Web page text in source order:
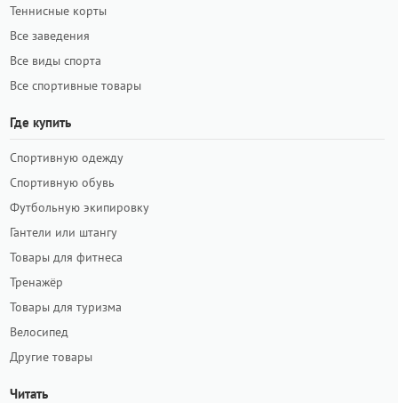
Теннисные корты
Все заведения
Все виды спорта
Все спортивные товары
Где купить
Спортивную одежду
Спортивную обувь
Футбольную экипировку
Гантели или штангу
Товары для фитнеса
Тренажёр
Товары для туризма
Велосипед
Другие товары
Читать